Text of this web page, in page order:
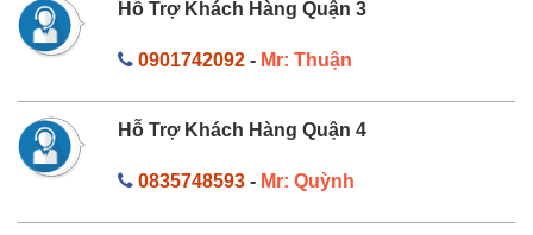
Hỗ Trợ Khách Hàng Quận 3
0901742092- Mr: Thuận
Hỗ Trợ Khách Hàng Quận 4
0835748593- Mr: Quỳnh